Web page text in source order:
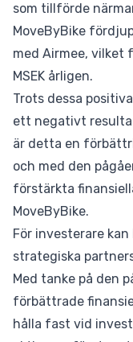
som tillförde
MoveByBike
med Airmee, vilket
MSEK årligen.
Trots dessa
ett negativt
är detta en
och med den
förstärkta
MoveByBike.
För investerare
strategiska
Med tanke på den
förbättrade
hålla fast vid